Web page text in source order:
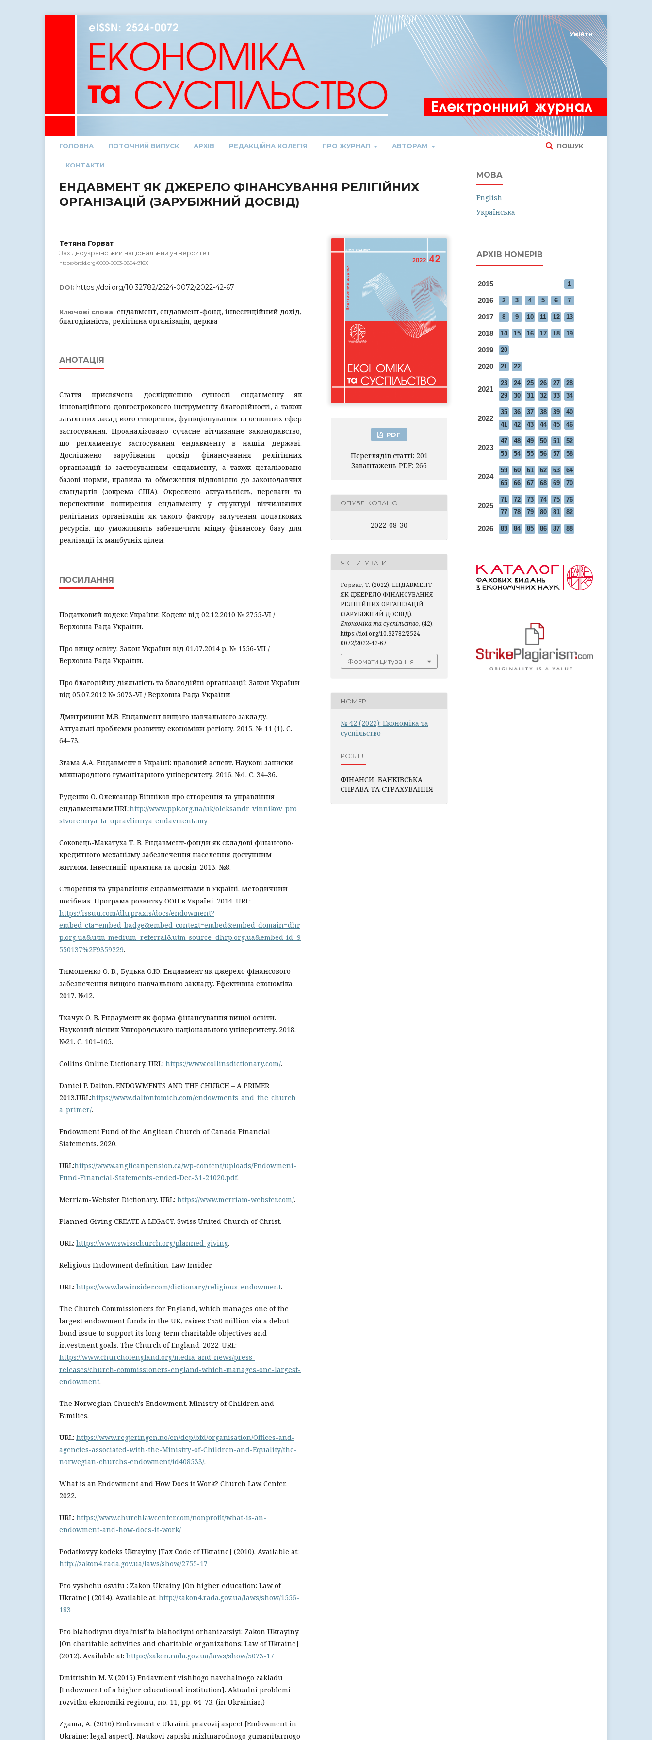
ГОЛОВНА ПОТОЧНИЙ ВИПУСК АРХІВ РЕДАКЦІЙНА КОЛЕГІЯ ПРО ЖУРНАЛ АВТОРАМ
КОНТАКТИ
ПОШУК
Увійти
ЕНДАВМЕНТ ЯК ДЖЕРЕЛО ФІНАНСУВАННЯ РЕЛІГІЙНИХ
ОРГАНІЗАЦІЙ (ЗАРУБІЖНИЙ ДОСВІД)
Тетяна Горват
Західноукраїнський національний університет
https://orcid.org/0000-0003-0804-916X
DOI: https://doi.org/10.32782/2524-0072/2022-42-67
Ключові слова: ендавмент, ендавмент-фонд, інвестиційний дохід,
благодійність, релігійна організація, церква
АНОТАЦІЯ
Стаття присвячена дослідженню сутності ендавменту як
інноваційного довгострокового інструменту благодійності, а також
загальних засад його створення, функціонування та основних сфер
застосування. Проаналізовано сучасне вітчизняне законодавство,
що регламентує застосування ендавменту в нашій державі.
Досліджено зарубіжний досвід фінансування релігійних
організацій із застосуванням ендавменту, а також деталізовано
базові норми, правила та обмеження відповідно до законодавчих
стандартів (зокрема США). Окреслено актуальність, переваги та
перспективи поширення ендавменту у структурі вітчизняних
релігійних організацій як такого фактору залучення додаткових
ресурсів. що уможливить забезпечити міцну фінансову базу для
реалізації їх майбутніх цілей.
ПОСИЛАННЯ
Податковий кодекс України: Кодекс від 02.12.2010 № 2755-VI /
Верховна Рада України.
Про вищу освіту: Закон України від 01.07.2014 р. № 1556-VII /
Верховна Рада України.
Про благодійну діяльність та благодійні організації: Закон України
від 05.07.2012 № 5073-VI / Верховна Рада України
Дмитришин М.В. Ендавмент вищого навчального закладу.
Актуальні проблеми розвитку економіки регіону. 2015. № 11 (1). C.
64–73.
Згама А.А. Ендавмент в Україні: правовий аспект. Наукові записки
міжнародного гуманітарного університету. 2016. №1. C. 34–36.
Руденко О. Олександр Вінніков про створення та управління
ендавментами.URL:http://www.ppk.org.ua/uk/oleksandr_vinnikov_pro_
stvorennya_ta_upravlinnya_endavmentamy
Соковець-Макатуха Т. В. Ендавмент-фонди як складові фінансово-
кредитного механізму забезпечення населення доступним
житлом. Інвестиції: практика та досвід. 2013. №8.
Створення та управління ендавментами в Україні. Методичний
посібник. Програма розвитку ООН в Україні. 2014. URL:
https://issuu.com/dhrpraxis/docs/endowment?
embed_cta=embed_badge&embed_context=embed&embed_domain=dhr
p.org.ua&utm_medium=referral&utm_source=dhrp.org.ua&embed_id=9
550137%2F9359229.
Тимошенко О. В., Буцька О.Ю. Ендавмент як джерело фінансового
забезпечення вищого навчального закладу. Ефективна економіка.
2017. №12.
Ткачук О. В. Ендаумент як форма фінансування вищої освіти.
Науковий вісник Ужгородського національного університету. 2018.
№21. С. 101–105.
Collins Online Dictionary. URL: https://www.collinsdictionary.com/.
Daniel P. Dalton. ENDOWMENTS AND THE CHURCH – A PRIMER
2013.URL:https://www.daltontomich.com/endowments_and_the_church_
a_primer/.
Endowment Fund of the Anglican Church of Canada Financial
Statements. 2020.
URL:https://www.anglicanpension.ca/wp-content/uploads/Endowment-
Fund-Financial-Statements-ended-Dec-31-21020.pdf.
Merriam-Webster Dictionary. URL: https://www.merriam-webster.com/.
Planned Giving CREATE A LEGACY. Swiss United Church of Christ.
URL: https://www.swisschurch.org/planned-giving.
Religious Endowment definition. Law Insider.
URL: https://www.lawinsider.com/dictionary/religious-endowment.
The Church Commissioners for England, which manages one of the
largest endowment funds in the UK, raises £550 million via a debut
bond issue to support its long-term charitable objectives and
investment goals. The Church of England. 2022. URL:
https://www.churchofengland.org/media-and-news/press-
releases/church-commissioners-england-which-manages-one-largest-
endowment.
The Norwegian Church's Endowment. Ministry of Children and
Families.
URL: https://www.regjeringen.no/en/dep/bfd/organisation/Offices-and-
agencies-associated-with-the-Ministry-of-Children-and-Equality/the-
norwegian-churchs-endowment/id408533/.
What is an Endowment and How Does it Work? Church Law Center.
2022.
URL: https://www.churchlawcenter.com/nonprofit/what-is-an-
endowment-and-how-does-it-work/
Podatkovyy kodeks Ukrayiny [Tax Code of Ukraine] (2010). Available at:
http://zakon4.rada.gov.ua/laws/show/2755-17
Pro vyshchu osvitu : Zakon Ukrainy [On higher education: Law of
Ukraine] (2014). Available at: http://zakon4.rada.gov.ua/laws/show/1556-
183
Pro blahodiynu diyalʹnistʹ ta blahodiyni orhanizatsiyi: Zakon Ukrayiny
[On charitable activities and charitable organizations: Law of Ukraine]
(2012). Available at: https://zakon.rada.gov.ua/laws/show/5073-17
Dmitrishin M. V. (2015) Endavment vishhogo navchalnogo zakladu
[Endowment of a higher educational institution]. Aktualnі problemi
rozvitku ekonomіki regіonu, no. 11, pp. 64–73. (in Ukrainian)
Zgama, A. (2016) Endavment v Ukraїnі: pravovij aspect [Endowment in
Ukraine: legal aspect]. Naukovі zapiski mіzhnarodnogo gumanіtarnogo
PDF
Переглядів статті: 201
Завантажень PDF: 266
ОПУБЛІКОВАНО
2022-08-30
ЯК ЦИТУВАТИ
Горват, Т. (2022). ЕНДАВМЕНТ
ЯК ДЖЕРЕЛО ФІНАНСУВАННЯ
РЕЛІГІЙНИХ ОРГАНІЗАЦІЙ
(ЗАРУБІЖНИЙ ДОСВІД).
Економіка та суспільство, (42).
https://doi.org/10.32782/2524-
0072/2022-42-67
Формати цитування
НОМЕР
№ 42 (2022): Економіка та
суспільство
РОЗДІЛ
ФІНАНСИ, БАНКІВСЬКА
СПРАВА ТА СТРАХУВАННЯ
МОВА
English
Українська
АРХІВ НОМЕРІВ
2015 1
2016 2 3 4 5 6 7
2017 8 9 10 11 12 13
2018 14 15 16 17 18 19
2019 20
2020 21 22
2021
23 24 25 26 27
28
29
30 31 32 33 34
2022
35 36 37 38 39
40
41
42 43 44 45 46
2023
47 48 49 50 51
52
53
54 55 56 57 58
2024
59 60 61 62 63
64
65
66 67 68 69 70
2025
71 72 73 74 75
76
77
78 79 80 81 82
2026 83 84 85 86 87 88